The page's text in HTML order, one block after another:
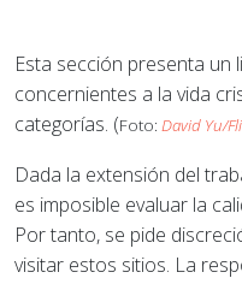
Esta sección presenta un
concernientes a la vida
categorías. (Foto: David Yu/
Dada la extensión del
es imposible evaluar la
Por tanto, se pide
visitar estos sitios. La